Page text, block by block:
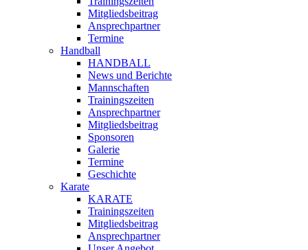
Mitgliedsbeitrag
Ansprechpartner
Termine
Handball
HANDBALL
News und Berichte
Mannschaften
Trainingszeiten
Ansprechpartner
Mitgliedsbeitrag
Sponsoren
Galerie
Termine
Geschichte
Karate
KARATE
Trainingszeiten
Mitgliedsbeitrag
Ansprechpartner